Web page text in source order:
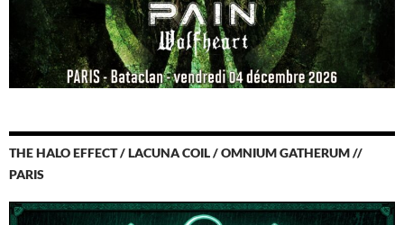
THE HALO EFFECT / LACUNA COIL / OMNIUM GATHERUM //
PARIS